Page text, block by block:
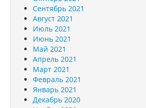
Сентябрь 2021
Август 2021
Июль 2021
Июнь 2021
Май 2021
Апрель 2021
Март 2021
Февраль 2021
Январь 2021
Декабрь 2020